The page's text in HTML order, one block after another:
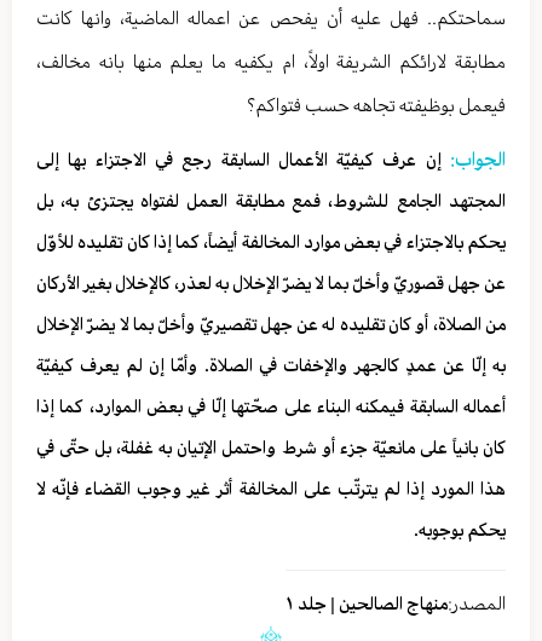
سماحتكم.. فهل عليه أن يفحص عن اعماله الماضية، وانها كانت
مطابقة لارائكم الشريفة اولاً، ام يكفيه ما يعلم منها بانه مخالف،
فيعمل بوظيفته تجاهه حسب فتواكم؟
الجواب: إن عرف كيفيّة الأعمال السابقة رجع في الاجتزاء بها إلى
المجتهد الجامع للشروط، فمع مطابقة العمل لفتواه يجتزئ به، بل
يحكم بالاجتزاء في بعض موارد المخالفة أيضاً، كما إذا كان تقليده للأوّل
عن جهل قصوريّ وأخلّ بما لا يضرّ الإخلال به لعذر، كالإخلال بغير الأركان
من الصلاة، أو كان تقليده له عن جهل تقصيريّ وأخلّ بما لا يضرّ الإخلال
به إلّا عن عمدٍ كالجهر والإخفات في الصلاة. وأمّا إن لم‏ يعرف كيفيّة
أعماله السابقة فيمكنه البناء على صحّتها إلّا في بعض الموارد، كما إذا
كان بانياً على مانعيّة جزء أو شرط واحتمل الإتيان به غفلة، بل حتّى في
هذا المورد إذا لم ‏‏يترتّب على المخالفة أثر غير وجوب القضاء فإنّه لا
يحكم بوجوبه.
المصدر:منهاج الصالحين | جلد ١